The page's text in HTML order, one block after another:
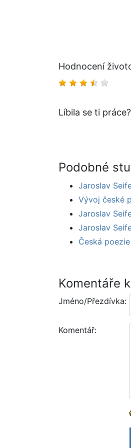
Hodnocení
Líbila se ti práce?
Podobné
Jaroslav
Vývoj české
Jaroslav
Jaroslav
Česká
Komentáře
Jméno/Přezdívka:
Komentář: